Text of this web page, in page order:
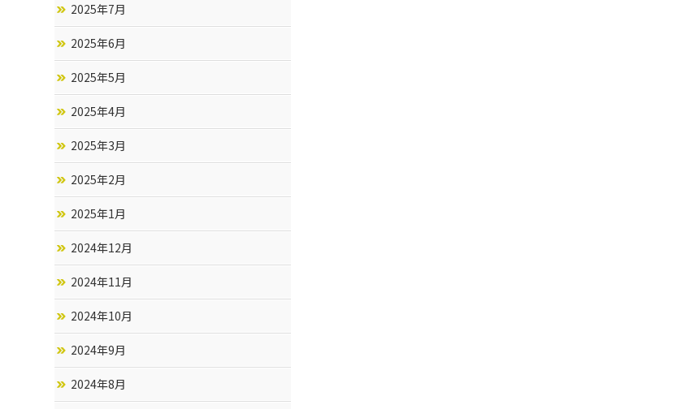
2025年7月
2025年6月
2025年5月
2025年4月
2025年3月
2025年2月
2025年1月
2024年12月
2024年11月
2024年10月
2024年9月
2024年8月